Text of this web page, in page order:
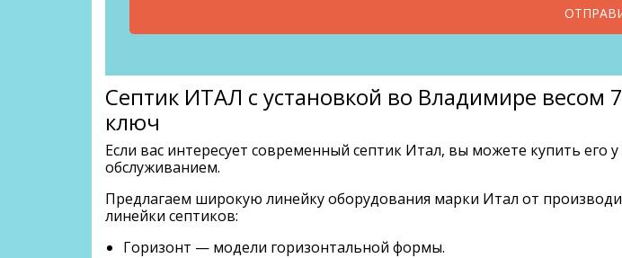
Септик ИТАЛ с установкой во Владимире
ключ
Если вас интересует современный септик Итал, вы можете купить
обслуживанием.
Предлагаем широкую линейку оборудования марки Итал от
линейки септиков:
Горизонт — модели горизонтальной формы.